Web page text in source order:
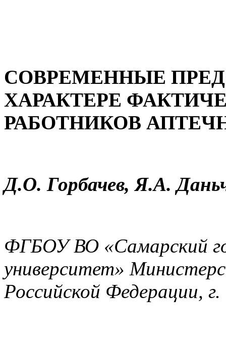
СОВРЕМЕННЫЕ
ХАРАКТЕРЕ
РАБОТНИКОВ
Д.О. Горбачев, Я.А.
ФГБОУ ВО «Самарский
университет»
Российской Федерации,